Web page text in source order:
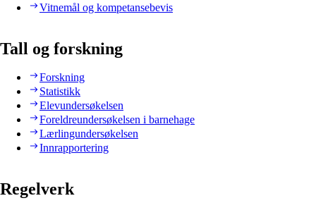
Vitnemål og kompetansebevis
Tall og forskning
Forskning
Statistikk
Elevundersøkelsen
Foreldreundersøkelsen i barnehage
Lærlingundersøkelsen
Innrapportering
Regelverk